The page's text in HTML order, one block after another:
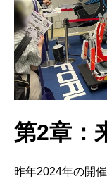
第2章：
昨年2024年の開